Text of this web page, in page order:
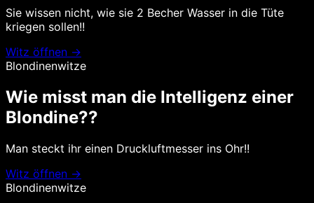
Sie wissen nicht, wie sie 2 Becher Wasser in die Tüte
kriegen sollen!!
Witz öffnen →
Blondinenwitze
Wie misst man die Intelligenz einer
Blondine??
Man steckt ihr einen Druckluftmesser ins Ohr!!
Witz öffnen →
Blondinenwitze